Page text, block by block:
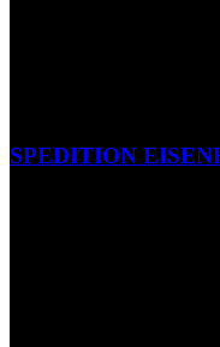
SPEDITION